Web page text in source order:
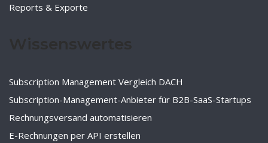
Reports & Exporte
Subscription Management Vergleich DACH
Subscription-Management-Anbieter für B2B-SaaS-Startups
Rechnungsversand automatisieren
E-Rechnungen per API erstellen